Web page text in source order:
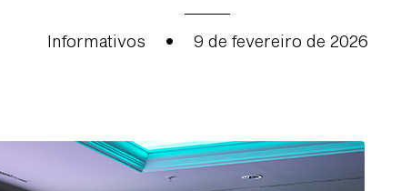
Informativos • 9 de fevereiro de 2026